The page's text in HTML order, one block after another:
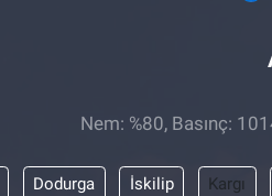
Nem: %80, Basınç:
Dodurga İskilip Kargı